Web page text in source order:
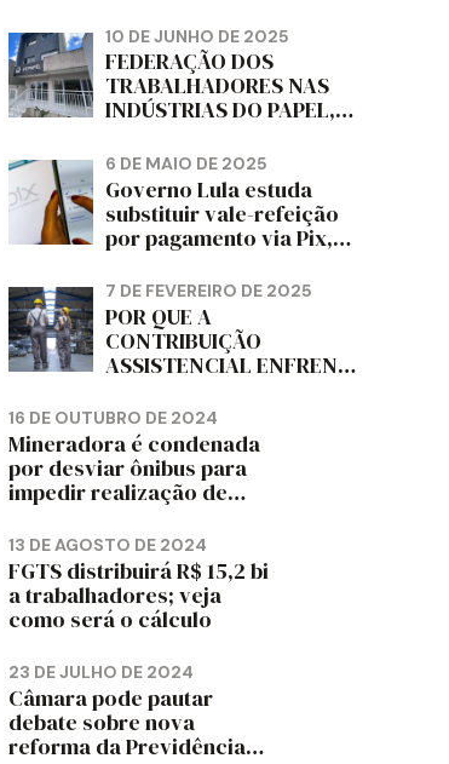
HIGIÊNICO DO MUNDO,
DIZ FITCH
10 DE JUNHO DE 2025
FEDERAÇÃO DOS
TRABALHADORES NAS
INDÚSTRIAS DO PAPEL,
CORTIÇA E ARTEFATOS
DE PAPEL DO ESTADO DO
PARANÁ – FETRAPEL-PR
6 DE MAIO DE 2025
Governo Lula estuda
substituir vale-refeição
por pagamento via Pix,
7 DE FEVEREIRO DE 2025
POR QUE A
CONTRIBUIÇÃO
ASSISTENCIAL ENFRENTA
TRABALHADORES?
16 DE OUTUBRO DE 2024
Mineradora é condenada
por desviar ônibus para
impedir realização de
13 DE AGOSTO DE 2024
FGTS distribuirá R$ 15,2 bi
a trabalhadores; veja
como será o cálculo
23 DE JULHO DE 2024
Câmara pode pautar
debate sobre nova
reforma da Previdência